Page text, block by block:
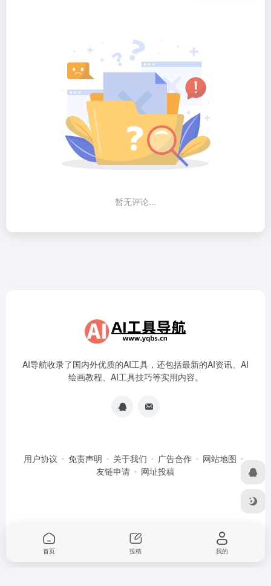
暂无评论...
AI导航收录了国内外优质的AI工具，还包括最新的AI资讯、AI
绘画教程、AI工具技巧等实用内容。
用户协议 免责声明 关于我们 广告合作
网站地图
友链申请
网址投稿
首页 投稿 我的